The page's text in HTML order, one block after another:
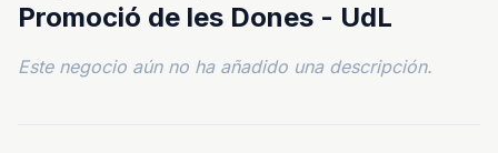
Promoció de les Dones - UdL
Este negocio aún no ha añadido una descripción.